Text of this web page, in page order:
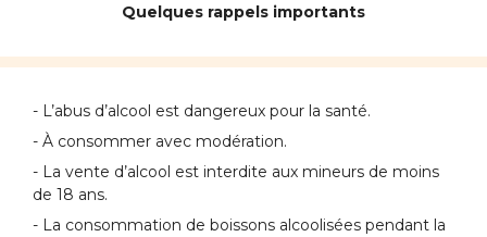
Quelques rappels importants
- L’abus d’alcool est dangereux pour la santé.
- À consommer avec modération.
- La vente d’alcool est interdite aux mineurs de moins
de 18 ans.
- La consommation de boissons alcoolisées pendant la